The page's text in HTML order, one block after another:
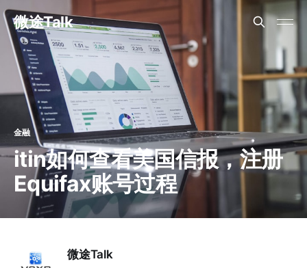
微途Talk
金融
itin如何查看美国信报，注册
Equifax账号过程
微途Talk